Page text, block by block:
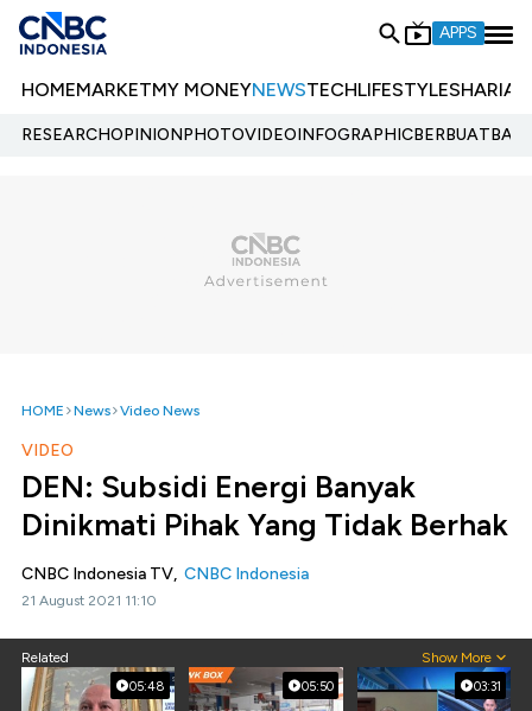
APPS
HOMEMARKETMY MONEYNEWSTECHLIFESTYLESHARIA
RESEARCHOPINIONPHOTOVIDEOINFOGRAPHIC
HOME News Video News
VIDEO
DEN: Subsidi Energi Banyak
Dinikmati Pihak Yang Tidak Berhak
CNBC Indonesia TV, CNBC Indonesia
21 August 2021 11:10
Related Show More
05:48 05:50 03:31